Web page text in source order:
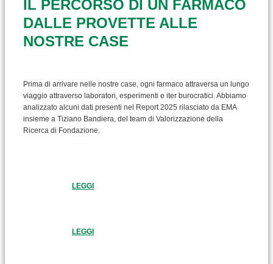
IL PERCORSO DI UN FARMACO
DALLE PROVETTE ALLE
NOSTRE CASE
Prima di arrivare nelle nostre case, ogni farmaco attraversa un lungo
viaggio attraverso laboratori, esperimenti e iter burocratici. Abbiamo
analizzato alcuni dati presenti nel Report 2025 rilasciato da EMA
insieme a Tiziano Bandiera, del team di Valorizzazione della
Ricerca di Fondazione.
LEGGI
LEGGI